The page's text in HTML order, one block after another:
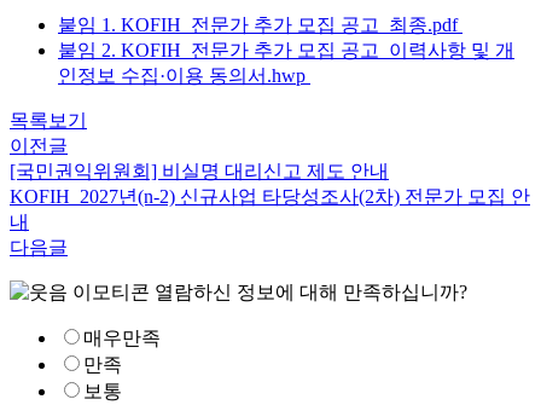
붙임 1. KOFIH_전문가 추가 모집 공고_최종.pdf
붙임 2. KOFIH_전문가 추가 모집 공고_이력사항 및 개
인정보 수집·이용 동의서.hwp
목록보기
이전글
[국민권익위원회] 비실명 대리신고 제도 안내
KOFIH_2027년(n-2) 신규사업 타당성조사(2차) 전문가 모집 안
내
다음글
열람하신 정보에 대해 만족하십니까?
매우만족
만족
보통